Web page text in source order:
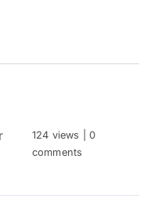
124 views |0
comments